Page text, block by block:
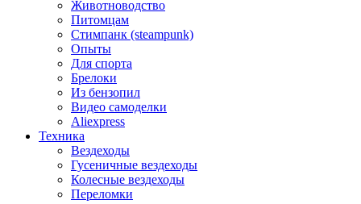
Животноводство
Питомцам
Стимпанк (steampunk)
Опыты
Для спорта
Брелоки
Из бензопил
Видео самоделки
Aliexpress
Техника
Вездеходы
Гусеничные вездеходы
Колесные вездеходы
Переломки